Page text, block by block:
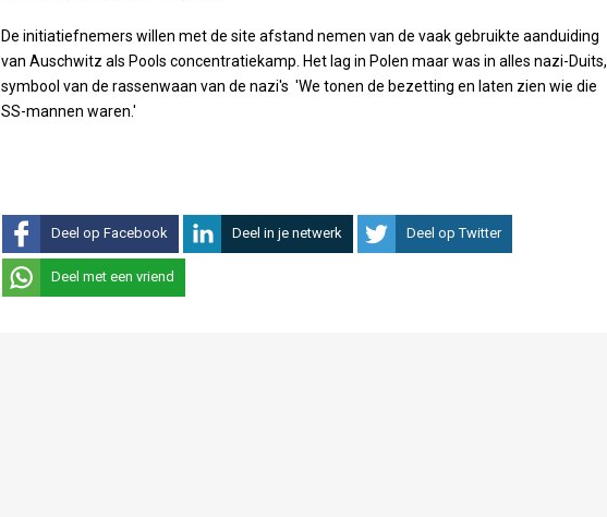
De initiatiefnemers willen met de site afstand nemen van de vaak gebruikte aanduiding
van Auschwitz als Pools concentratiekamp. Het lag in Polen maar was in alles nazi-Duits,
symbool van de rassenwaan van de nazi's 'We tonen de bezetting en laten zien wie die
SS-mannen waren.'
Deel op Facebook Deel in je netwerk Deel op Twitter
Deel met een vriend